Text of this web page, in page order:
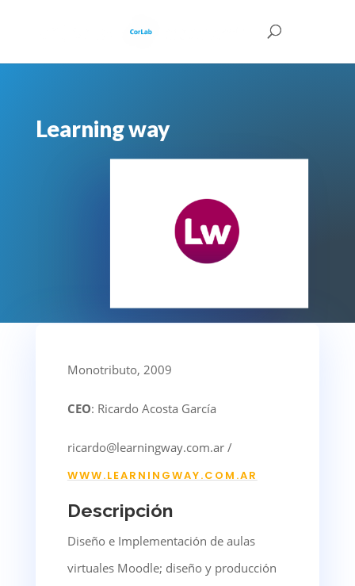
Learning way
Monotributo, 2009
CEO: Ricardo Acosta García
ricardo@learningway.com.ar /
WWW.LEARNINGWAY.COM.AR
Descripción
Diseño e Implementación de aulas
virtuales Moodle; diseño y producción